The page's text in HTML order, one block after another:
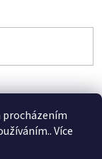
procházením
Více